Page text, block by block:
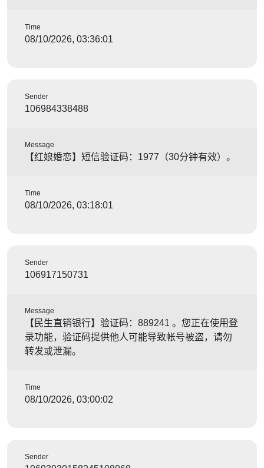
Time
08/10/2026, 03:36:01
Sender
106984338488
Message
【红娘婚恋】短信验证码：1977（30分钟有效）。
Time
08/10/2026, 03:18:01
Sender
106917150731
Message
【民生直销银行】验证码：889241 。您正在使用登
录功能，验证码提供他人可能导致帐号被盗，请勿
转发或泄漏。
Time
08/10/2026, 03:00:02
Sender